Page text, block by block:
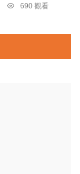
690 觀看